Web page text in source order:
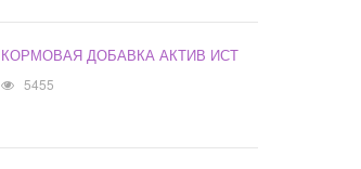
КОРМОВАЯ ДОБАВКА АКТИВ ИСТ
5455